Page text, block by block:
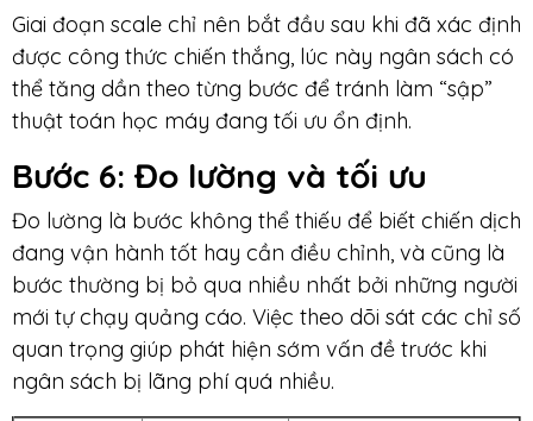
Giai đoạn scale chỉ nên bắt đầu sau khi đã xác định
được công thức chiến thắng, lúc này ngân sách có
thể tăng dần theo từng bước để tránh làm “sập”
thuật toán học máy đang tối ưu ổn định.
Bước 6: Đo lường và tối ưu
Đo lường là bước không thể thiếu để biết chiến dịch
đang vận hành tốt hay cần điều chỉnh, và cũng là
bước thường bị bỏ qua nhiều nhất bởi những người
mới tự chạy quảng cáo. Việc theo dõi sát các chỉ số
quan trọng giúp phát hiện sớm vấn đề trước khi
ngân sách bị lãng phí quá nhiều.